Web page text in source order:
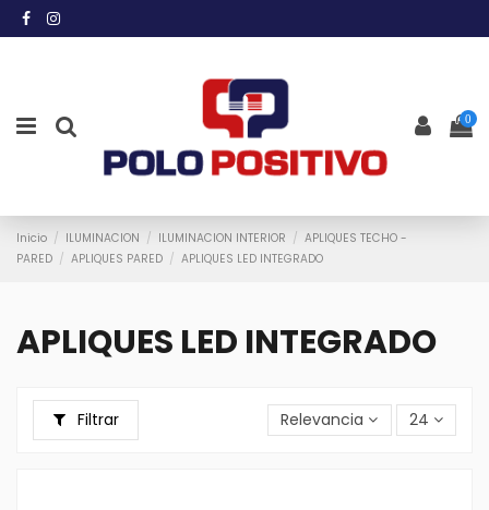
0
Inicio ILUMINACION ILUMINACION INTERIOR
APLIQUES TECHO -
PARED
APLIQUES PARED APLIQUES LED INTEGRADO
APLIQUES LED INTEGRADO
Filtrar Relevancia 24